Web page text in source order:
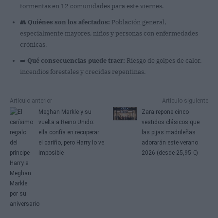
tormentas en 12 comunidades para este viernes.
👥 Quiénes son los afectados: Población general,
especialmente mayores, niños y personas con enfermedades
crónicas.
➡️ Qué consecuencias puede traer: Riesgo de golpes de calor,
incendios forestales y crecidas repentinas.
Artículo anterior
Meghan Markle y su
vuelta a Reino Unido:
ella confía en recuperar
el cariño, pero Harry lo ve
imposible
Artículo siguiente
Zara repone cinco
vestidos clásicos que
las pijas madrileñas
adorarán este verano
2026 (desde 25,95 €)